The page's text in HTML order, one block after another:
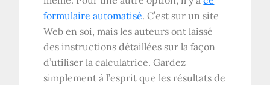
formulaire automatisé. C’est sur un site
Web en soi, mais les auteurs ont laissé
des instructions détaillées sur la façon
d’utiliser la calculatrice. Gardez
simplement à l’esprit que les résultats de